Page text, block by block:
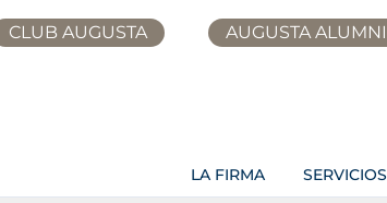
CLUB AUGUSTA AUGUSTA ALUMNI
LA FIRMA SERVICIOS